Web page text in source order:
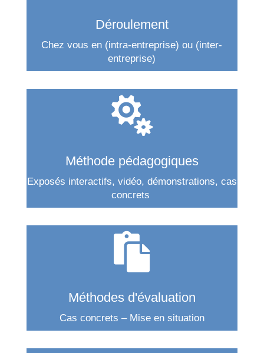
Déroulement
Chez vous en (intra-entreprise) ou (inter-
entreprise)

Méthode pédagogiques
Exposés interactifs, vidéo, démonstrations, cas
concrets

Méthodes d'évaluation
Cas concrets – Mise en situation